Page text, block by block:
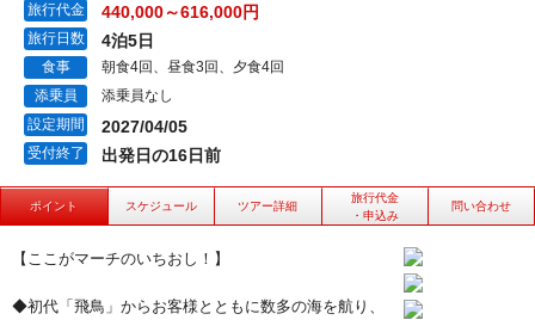
旅行代金
440,000～616,000円
旅行日数 4泊5日
食事
朝食4回、昼食3回、夕食4回
添乗員
添乗員なし
設定期間
2027/04/05
受付終了 出発日の16日前
ポイント スケジュール ツアー詳細
旅行代金
・申込み
問い合わせ
【ここがマーチのいちおし！】
◆初代「飛鳥」からお客様とともに数多の海を航り、